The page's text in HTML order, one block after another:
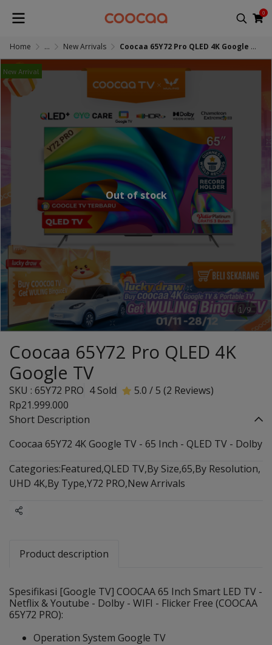
0
Home ... New Arrivals Coocaa 65Y72 Pro QLED 4K Google TV
1/9
New Arrival
Out of stock
Coocaa 65Y72 Pro QLED 4K
Google TV
SKU : 65Y72 PRO 4 Sold
5.0 / 5 (2 Reviews)
Rp21.999.000
Short Description
Coocaa 65Y72 4K Google TV - 65 Inch - QLED TV - Dolby
Categories:Featured,QLED TV,By Size,65,By Resolution,
UHD 4K,By Type,Y72 PRO,New Arrivals
Share
Product description
Spesifikasi [Google TV] COOCAA 65 Inch Smart LED TV -
Netflix & Youtube - Dolby - WIFI - Flicker Free (COOCAA
65Y72 PRO):
Operation System Google TV